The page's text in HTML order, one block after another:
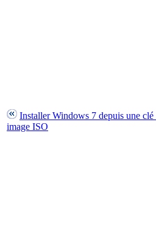
Installer Windows 7 depuis une
image ISO